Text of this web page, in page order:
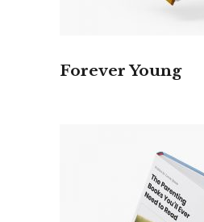
Forever Young